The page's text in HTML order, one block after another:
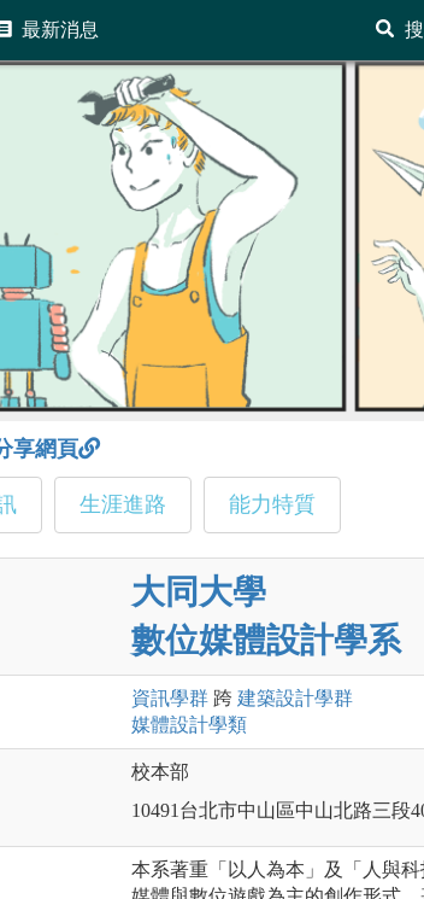
最新消息
享網頁
生涯進路 能力特質
大同大學
數位媒體設計學系
資訊學群 跨 建築設計學群
媒體設計學類
校本部
10491台北市中山區中山北路三段
本系著重「以人為本」及「人與